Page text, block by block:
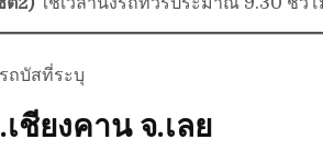
ถบัสที่ระบุ
ชียงคาน จ.เลย